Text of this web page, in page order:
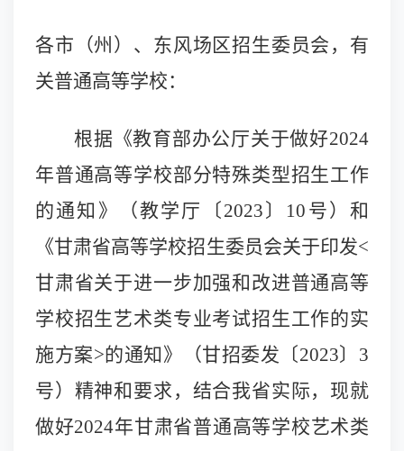
各市（州）、东风场区招生委员会，有
关普通高等学校：
根据《教育部办公厅关于做好2024
年普通高等学校部分特殊类型招生工作
的通知》（教学厅〔2023〕10号）和
《甘肃省高等学校招生委员会关于印发<
甘肃省关于进一步加强和改进普通高等
学校招生艺术类专业考试招生工作的实
施方案>的通知》（甘招委发〔2023〕3
号）精神和要求，结合我省实际，现就
做好2024年甘肃省普通高等学校艺术类